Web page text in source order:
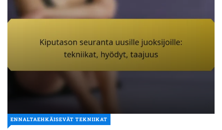
ENNALTAEHKÄISEVÄT TEKNIIKAT